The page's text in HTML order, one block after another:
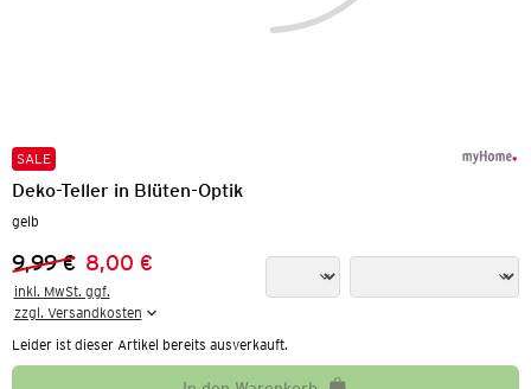
SALE
Deko-Teller in Blüten-Optik
gelb
Vorheriger Preis:
9,99 €
Neuer Preis:
8,00 €
inkl. MwSt. ggf.
zzgl. Versandkosten
Leider ist dieser Artikel bereits ausverkauft.